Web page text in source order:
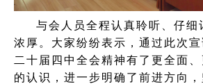
与会人员全程认真聆听、仔细
浓厚。大家纷纷表示，通过此次
二十届四中全会精神有了更全面
的认识，进一步明确了前进方向